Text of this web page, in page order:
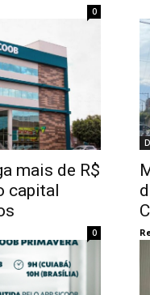
0
mais de R$
capital
0